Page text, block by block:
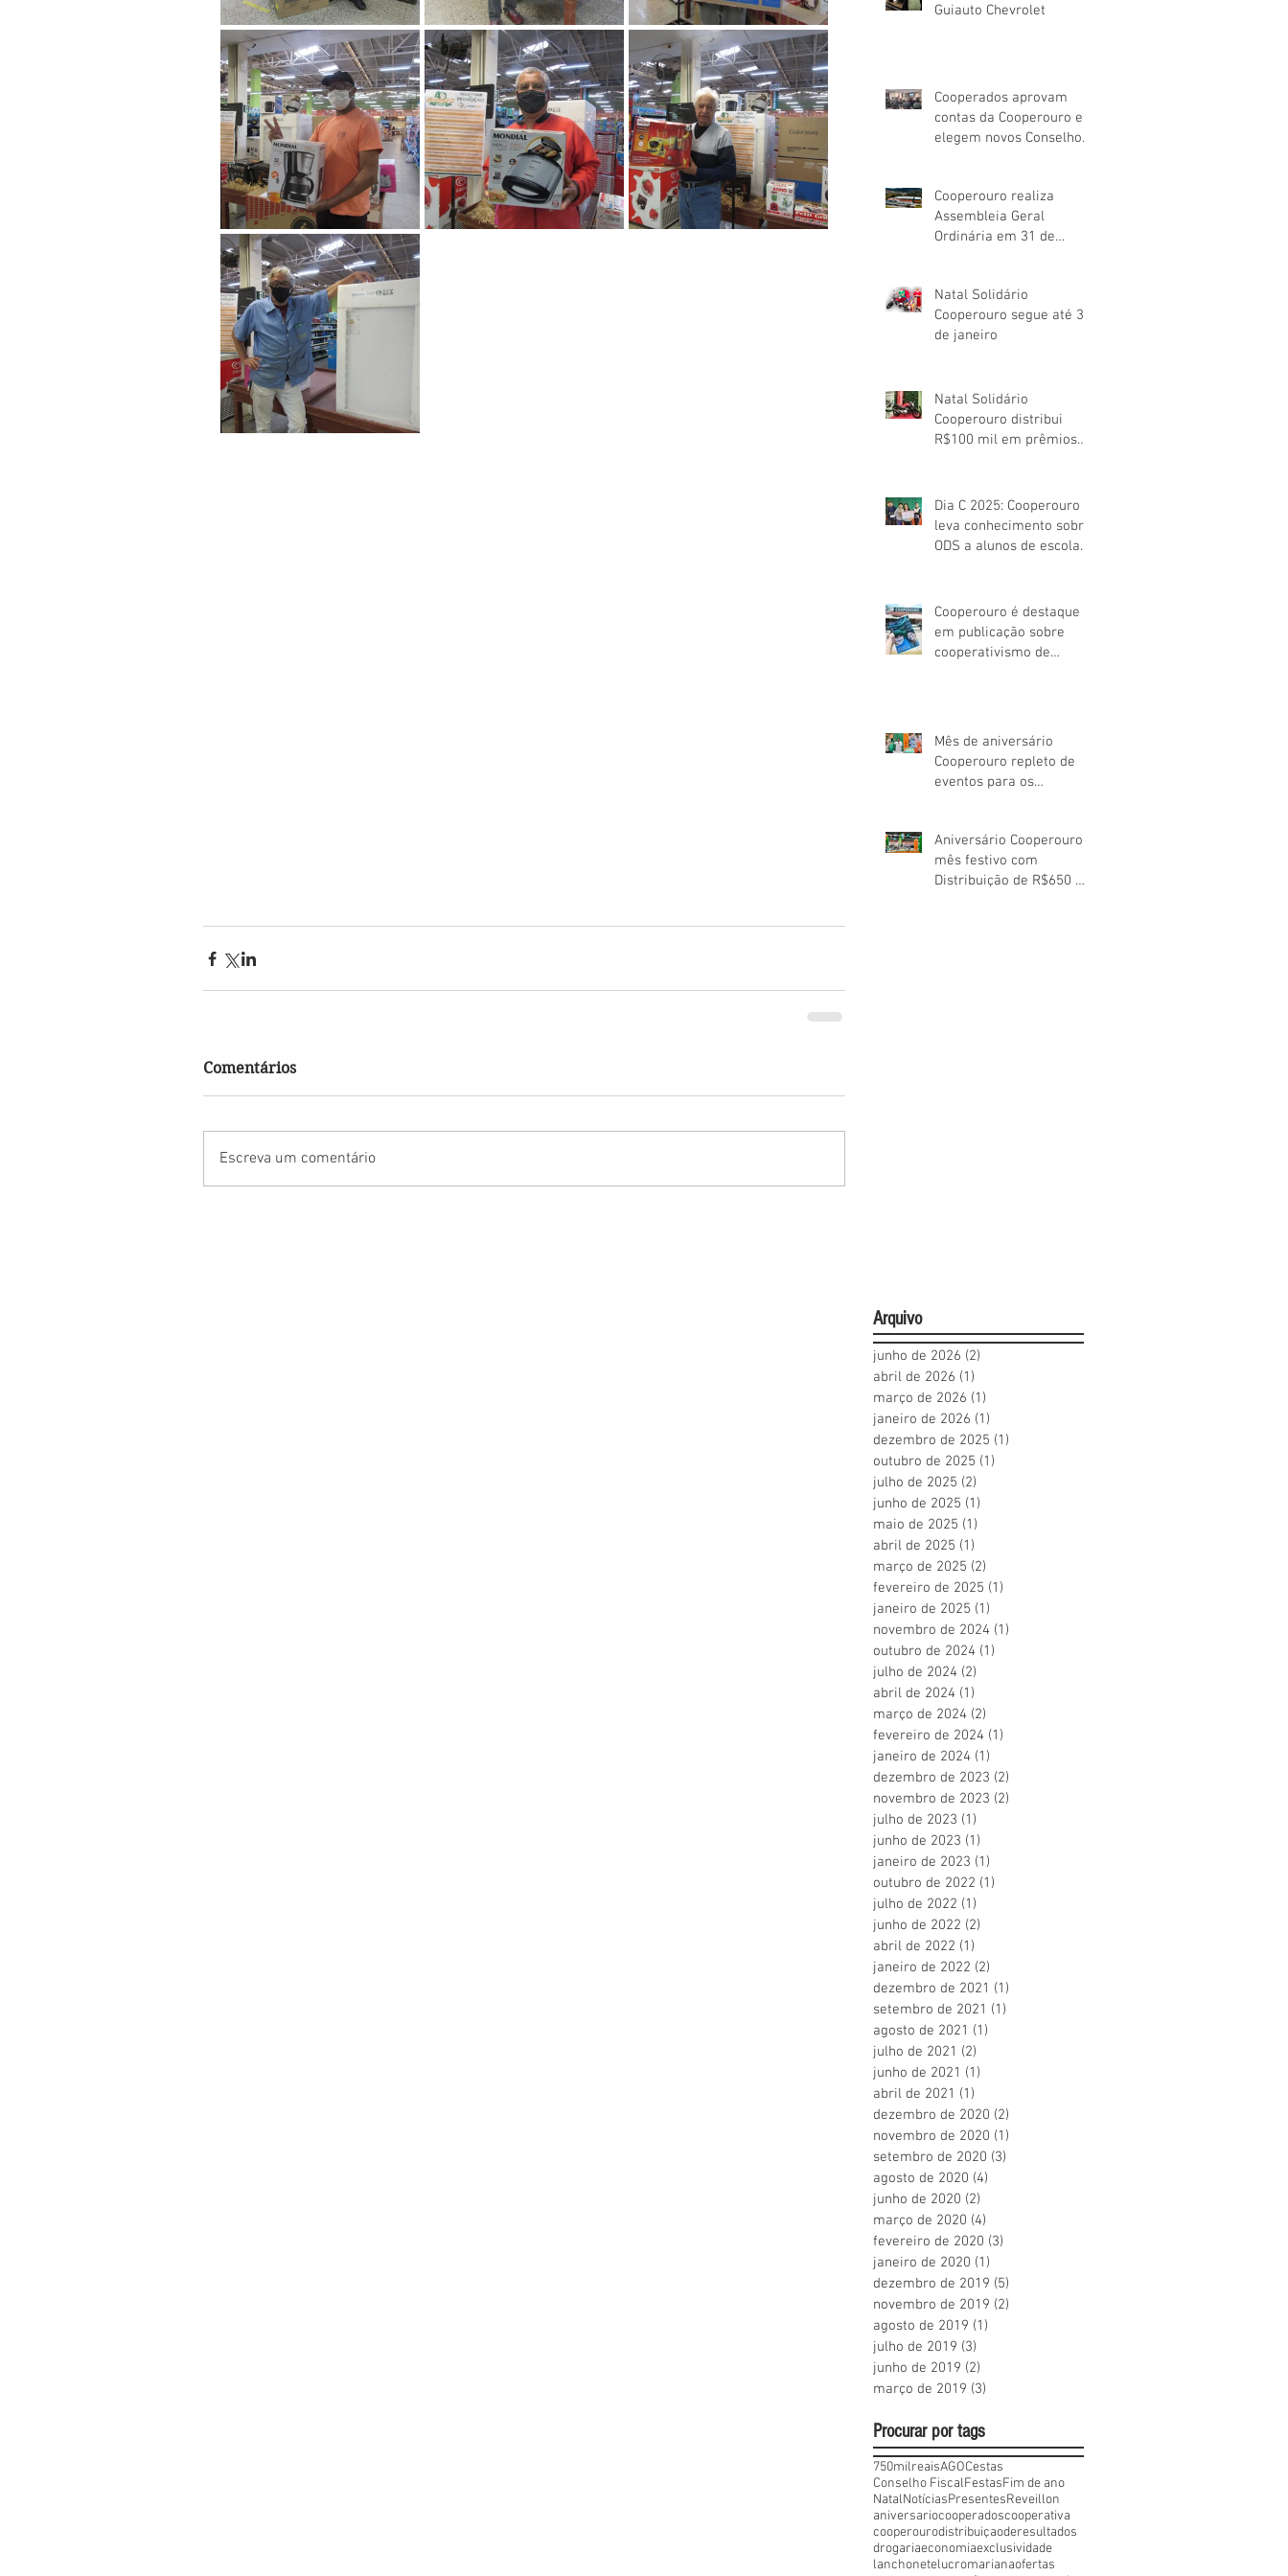
Comentários
Escreva um comentário
Guiauto Chevrolet
Cooperados aprovam
contas da Cooperouro e
elegem novos Conselhos
Cooperouro realiza
Assembleia Geral
Ordinária em 31 de
Natal Solidário
Cooperouro segue até 31
de janeiro
Natal Solidário
Cooperouro distribui
R$100 mil em prêmios
Dia C 2025: Cooperouro
leva conhecimento sobre
ODS a alunos de escola
Cooperouro é destaque
em publicação sobre
cooperativismo de
Mês de aniversário
Cooperouro repleto de
eventos para os
Aniversário Cooperouro:
mês festivo com
Distribuição de R$650 mil
Arquivo
junho de 2026 (2)
abril de 2026 (1)
março de 2026 (1)
janeiro de 2026 (1)
dezembro de 2025 (1)
outubro de 2025 (1)
julho de 2025 (2)
junho de 2025 (1)
maio de 2025 (1)
abril de 2025 (1)
março de 2025 (2)
fevereiro de 2025 (1)
janeiro de 2025 (1)
novembro de 2024 (1)
outubro de 2024 (1)
julho de 2024 (2)
abril de 2024 (1)
março de 2024 (2)
fevereiro de 2024 (1)
janeiro de 2024 (1)
dezembro de 2023 (2)
novembro de 2023 (2)
julho de 2023 (1)
junho de 2023 (1)
janeiro de 2023 (1)
outubro de 2022 (1)
julho de 2022 (1)
junho de 2022 (2)
abril de 2022 (1)
janeiro de 2022 (2)
dezembro de 2021 (1)
setembro de 2021 (1)
agosto de 2021 (1)
julho de 2021 (2)
junho de 2021 (1)
abril de 2021 (1)
dezembro de 2020 (2)
novembro de 2020 (1)
setembro de 2020 (3)
agosto de 2020 (4)
junho de 2020 (2)
março de 2020 (4)
fevereiro de 2020 (3)
janeiro de 2020 (1)
dezembro de 2019 (5)
novembro de 2019 (2)
agosto de 2019 (1)
julho de 2019 (3)
junho de 2019 (2)
março de 2019 (3)
Procurar por tags
750milreaisAGOCestas
Conselho FiscalFestasFim de ano
NatalNotíciasPresentesReveillon
aniversariocooperadoscooperativa
cooperourodistribuiçaoderesultados
drogariaeconomiaexclusividade
lanchonetelucromarianaofertas